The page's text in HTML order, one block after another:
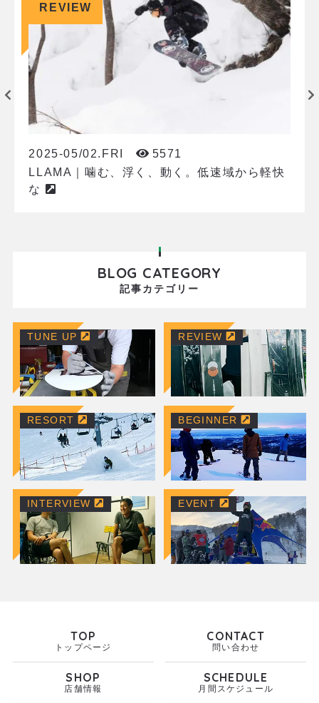
REVIEW
2025-05/02.FRI
5571
LLAMA｜噛む、浮く、動く。低速域から軽快
な
BLOG CATEGORY
記事カテゴリー
TUNE UP REVIEW
RESORT BEGINNER
INTERVIEW EVENT
TOP
トップページ
SHOP
店舗情報
CONTACT
問い合わせ
SCHEDULE
月間スケジュール